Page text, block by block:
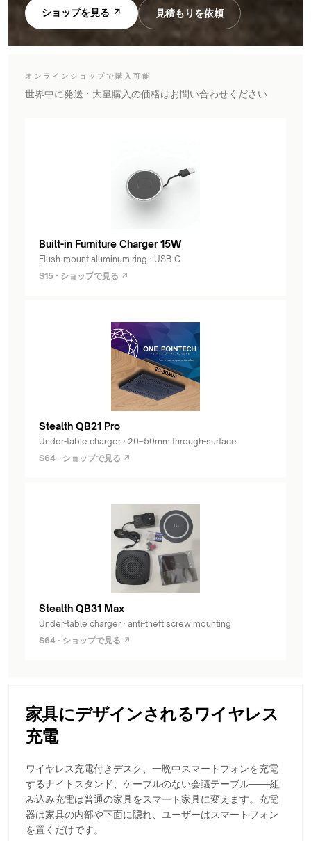
ショップを見る ↗ 見積もりを依頼
オンラインショップで購入可能
世界中に発送 · 大量購入の価格はお問い合わせください
Built-in Furniture Charger 15W
Flush-mount aluminum ring · USB-C
$15 · ショップで見る ↗
Stealth QB21 Pro
Under-table charger · 20–50mm through-surface
$64 · ショップで見る ↗
Stealth QB31 Max
Under-table charger · anti-theft screw mounting
$64 · ショップで見る ↗
家具にデザインされるワイヤレス
充電
ワイヤレス充電付きデスク、一晩中スマートフォンを充電
するナイトスタンド、ケーブルのない会議テーブル——組
み込み充電は普通の家具をスマート家具に変えます。充電
器は家具の内部や下面に隠れ、ユーザーはスマートフォン
を置くだけです。